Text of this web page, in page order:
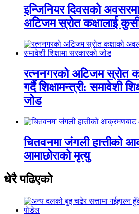
इन्जिनियर दिवसको
अटिजम स्रोत कक्षालाई
रत्ननगरको अटिजम स्रोत
गर्दै शिक्षामन्त्री: समावेशी
जोड
चितवनमा जंगली हात्तीको
आमाछोराको मृत्यु
धेरै पढिएको